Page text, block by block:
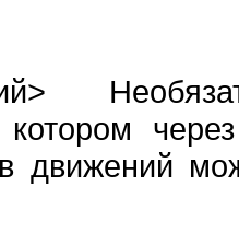
движений